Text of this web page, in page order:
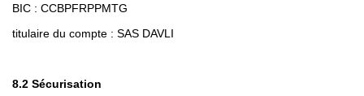
BIC : CCBPFRPPMTG
titulaire du compte : SAS DAVLI
8.2 Sécurisation